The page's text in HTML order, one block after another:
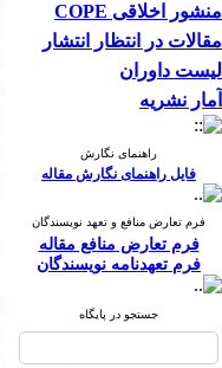
منشور اخلاقی COPE
مقالات در انتظار انتشار
لیست داوران
آمار نشریه
راهنمای نگارش
فایل راهنمای نگارش مقاله
فرم تعارض منافع و تعهد نویسندگان
فرم تعارض منافع مقاله
فرم تعهدنامه نویسندگان
جستجو در پایگاه